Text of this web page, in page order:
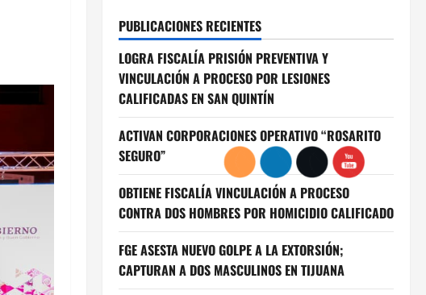
PUBLICACIONES RECIENTES
LOGRA FISCALÍA PRISIÓN PREVENTIVA Y
VINCULACIÓN A PROCESO POR LESIONES
CALIFICADAS EN SAN QUINTÍN
ACTIVAN CORPORACIONES OPERATIVO “ROSARITO
SEGURO”
OBTIENE FISCALÍA VINCULACIÓN A PROCESO
CONTRA DOS HOMBRES POR HOMICIDIO CALIFICADO
FGE ASESTA NUEVO GOLPE A LA EXTORSIÓN;
CAPTURAN A DOS MASCULINOS EN TIJUANA